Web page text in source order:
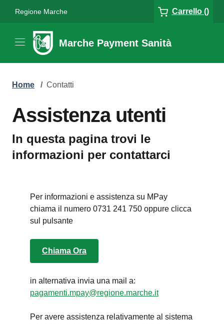
Regione Marche Carrello ()
Marche Payment Sanità
Home / Contatti
Assistenza utenti
In questa pagina trovi le
informazioni per contattarci
Per informazioni e assistenza su MPay
chiama il numero 0731 241 750 oppure clicca
sul pulsante
Chiama Ora
in alternativa invia una mail a:
pagamenti.mpay@regione.marche.it
Per avere assistenza relativamente al sistema